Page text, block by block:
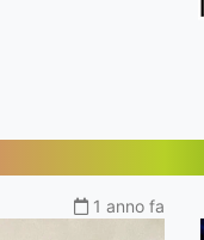
1 anno fa